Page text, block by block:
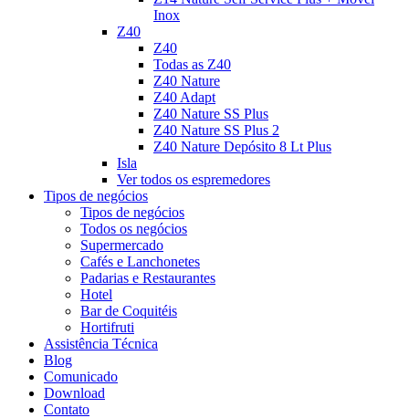
Inox
Z40
Z40
Todas as Z40
Z40 Nature
Z40 Adapt
Z40 Nature SS Plus
Z40 Nature SS Plus 2
Z40 Nature Depósito 8 Lt Plus
Isla
Ver todos os espremedores
Tipos de negócios
Tipos de negócios
Todos os negócios
Supermercado
Cafés e Lanchonetes
Padarias e Restaurantes
Hotel
Bar de Coquitéis
Hortifruti
Assistência Técnica
Blog
Comunicado
Download
Contato